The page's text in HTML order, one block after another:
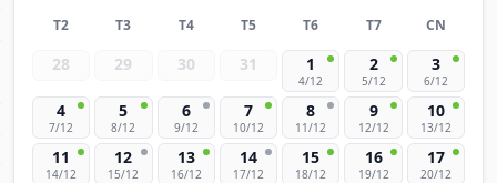
T2 T3 T4 T5 T6 T7 CN
28 29 30 31 1
4/12
2
5/12
3
6/12
4
7/12
5
8/12
6
9/12
7
10/12
8
11/12
9
12/12
10
13/12
11
14/12
12
15/12
13
16/12
14
17/12
15
18/12
16
19/12
17
20/12